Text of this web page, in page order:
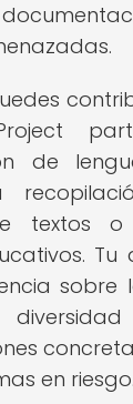
de
textos
sobre
en riesgo.